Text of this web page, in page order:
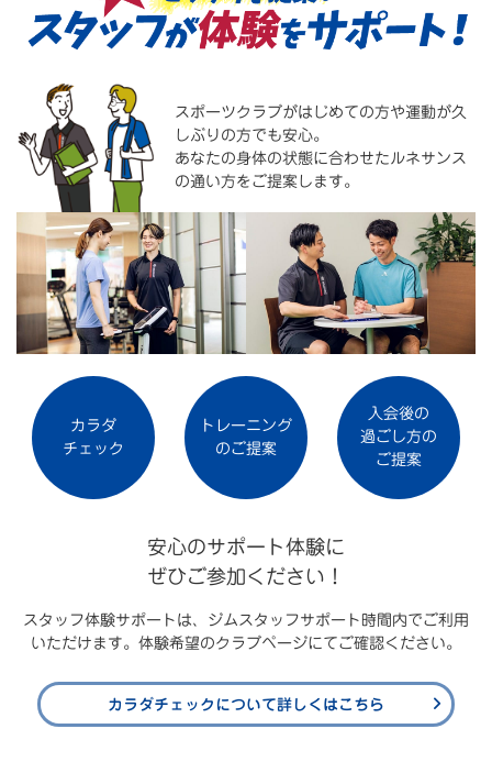
スポーツクラブがはじめての方や運動が久
しぶりの方でも安心。
あなたの身体の状態に合わせたルネサンス
の通い方をご提案します。
カラダ
チェック
トレーニング
のご提案
入会後の
過ごし方の
ご提案
安心のサポート体験に
ぜひご参加ください！
スタッフ体験サポートは、ジムスタッフサポート時間内でご利用
いただけます。 体験希望のクラブページにてご確認ください。
カラダチェックについて詳しくはこちら